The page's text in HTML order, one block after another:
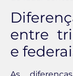
entre
e